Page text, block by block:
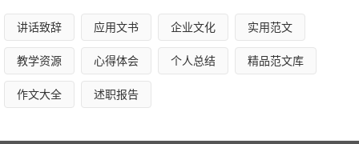
20、被一个人深深地爱著将给你力量，深深地爱著一个
人将给你勇气。
——《哈尔的移动城堡》
讲话致辞 应用文书 企业文化 实用范文
教学资源 心得体会 个人总结 精品范文库
作文大全 述职报告